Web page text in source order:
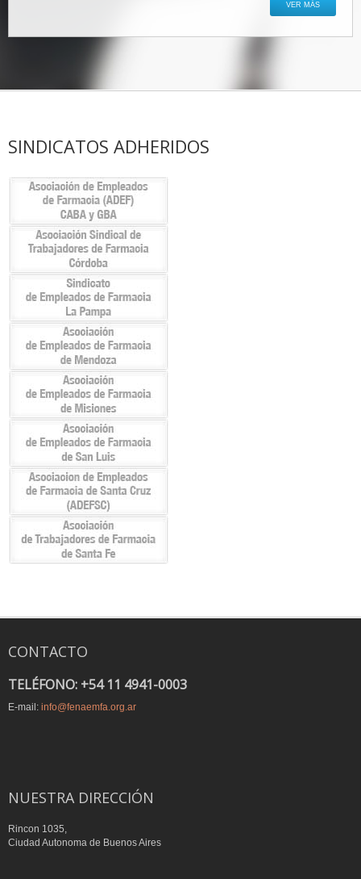
VER MÁS
SINDICATOS ADHERIDOS
CONTACTO
TELÉFONO: +54 11 4941-0003
E-mail: info@fenaemfa.org.ar
NUESTRA DIRECCIÓN
Rincon 1035,
Ciudad Autonoma de Buenos Aires